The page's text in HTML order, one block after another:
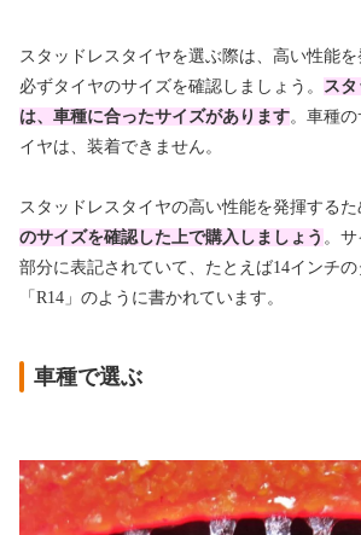
スタッドレスタイヤを選ぶ際は、高い性能を
必ずタイヤのサイズを確認しましょう。
ス
は、車種に合ったサイズがあります。車種
イヤは、装着できません。
スタッドレスタイヤの高い性能を発揮するた
のサイズを確認した上で購入しましょう 。
部分に表記されていて、たとえば14インチ
「R14」のように書かれています。
車種で選ぶ